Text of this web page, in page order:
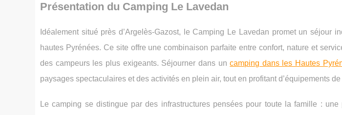
Présentation du Camping Le Lavedan
Idéalement situé près d’Argelès-Gazost, le Camping Le Lavedan promet un séjour
hautes Pyrénées. Ce site offre unecombinaison parfaite entre confort, nature et
des campeurs les plus exigeants. Séjourner dans uncamping dans les Hautes
paysages spectaculaires et des activités en plein air, tout en profitant d’équipements
Le camping se distingue par des infrastructures pensées pour toute la famille :